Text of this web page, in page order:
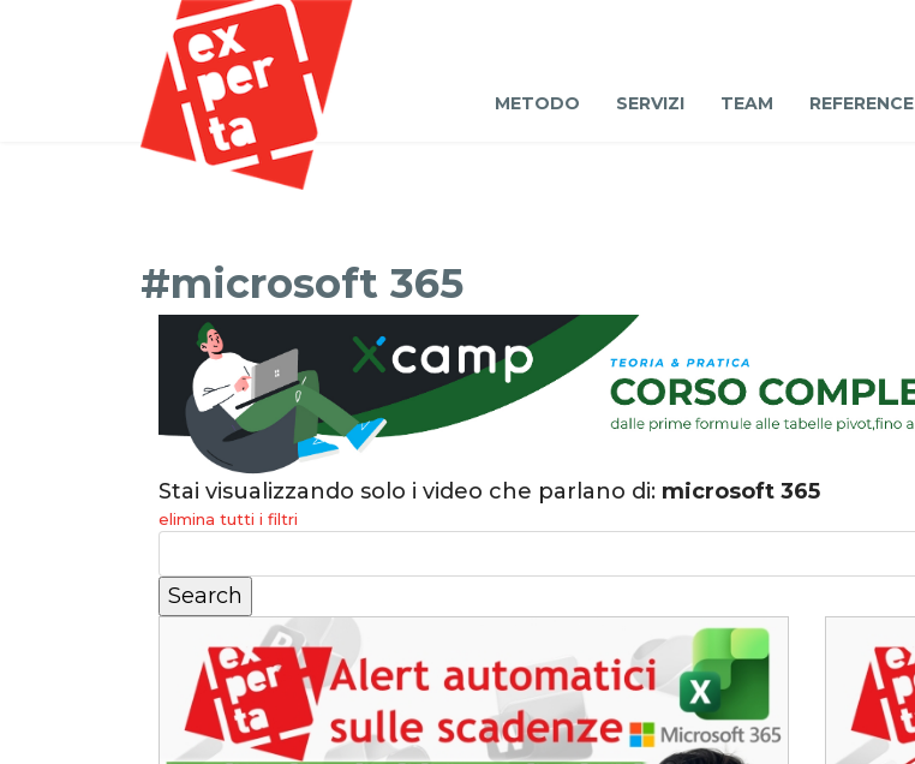
METODO SERVIZI TEAM REFERENCE
#microsoft 365
Stai visualizzando solo i video che parlano di: microsoft 365
elimina tutti i filtri